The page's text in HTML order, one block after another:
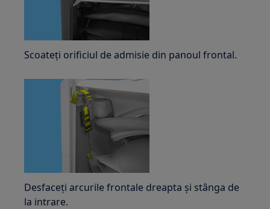
Scoateți orificiul de admisie din panoul frontal.
Desfaceți arcurile frontale dreapta și stânga de
la intrare.